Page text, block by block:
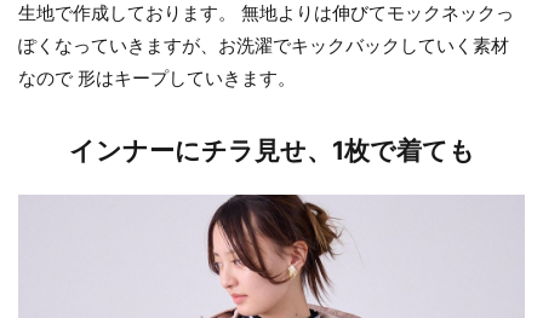
生地で作成しております。 無地よりは伸びてモックネックっ
ぽくなっていきますが、お洗濯でキックバックしていく素材
なので 形はキープしていきます。
インナーにチラ見せ、1枚で着ても